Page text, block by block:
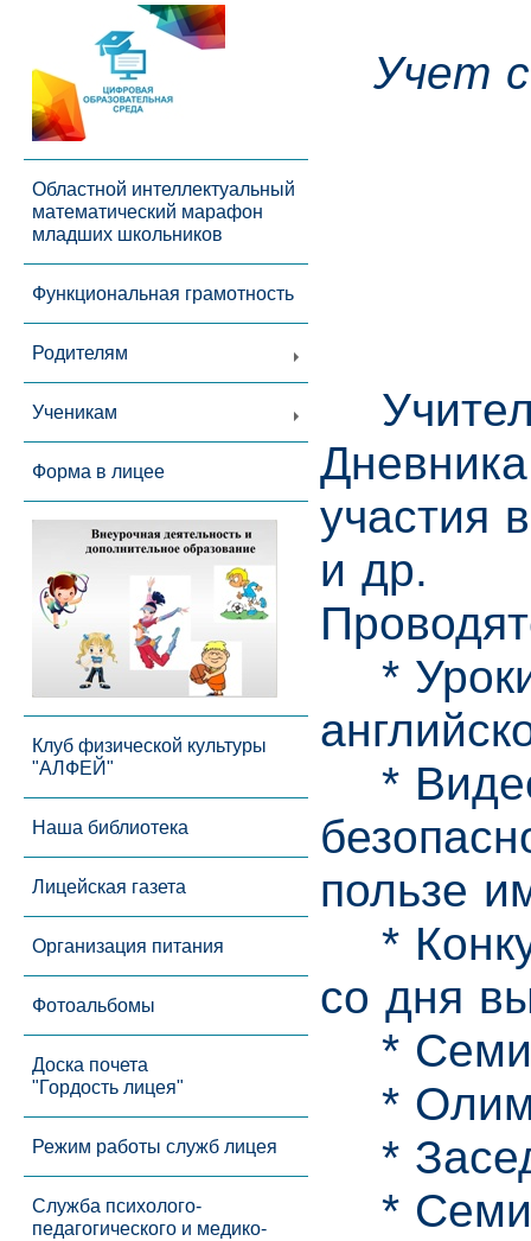
Областной интеллектуальный
математический марафон
младших школьников
Функциональная грамотность
Родителям
Ученикам
Форма в лицее
Клуб физической культуры
"АЛФЕЙ"
Наша библиотека
Лицейская газета
Организация питания
Фотоальбомы
Доска почета
"Гордость лицея"
Режим работы служб лицея
Служба психолого-
педагогического и медико-
Учет
участия
и др.
* Уроки
*
пользе
*
со дня
*
*
*
*